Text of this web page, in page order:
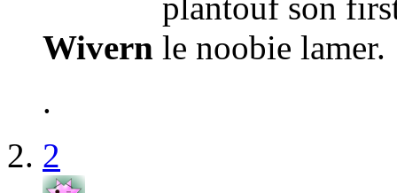
Wivern
.
2